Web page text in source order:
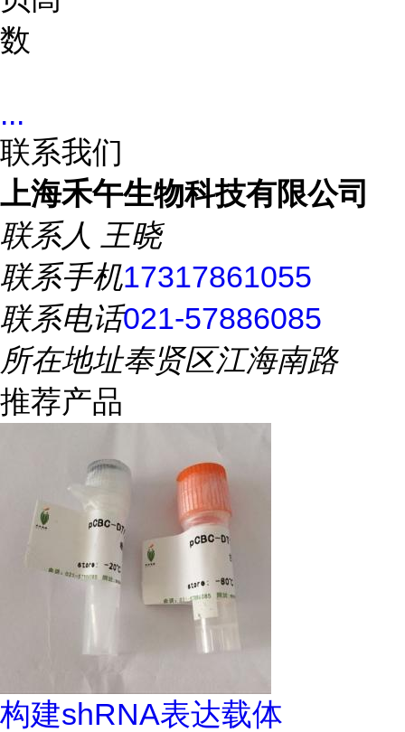
数
...
联系我们
上海禾午生物科技有限公司
联系人 王晓
联系手机17317861055
联系电话021-57886085
所在地址奉贤区江海南路
推荐产品
构建shRNA表达载体